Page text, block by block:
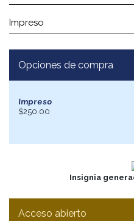
Impreso
Opciones de compra
Impreso
$250.00
Insignia
Acceso abierto